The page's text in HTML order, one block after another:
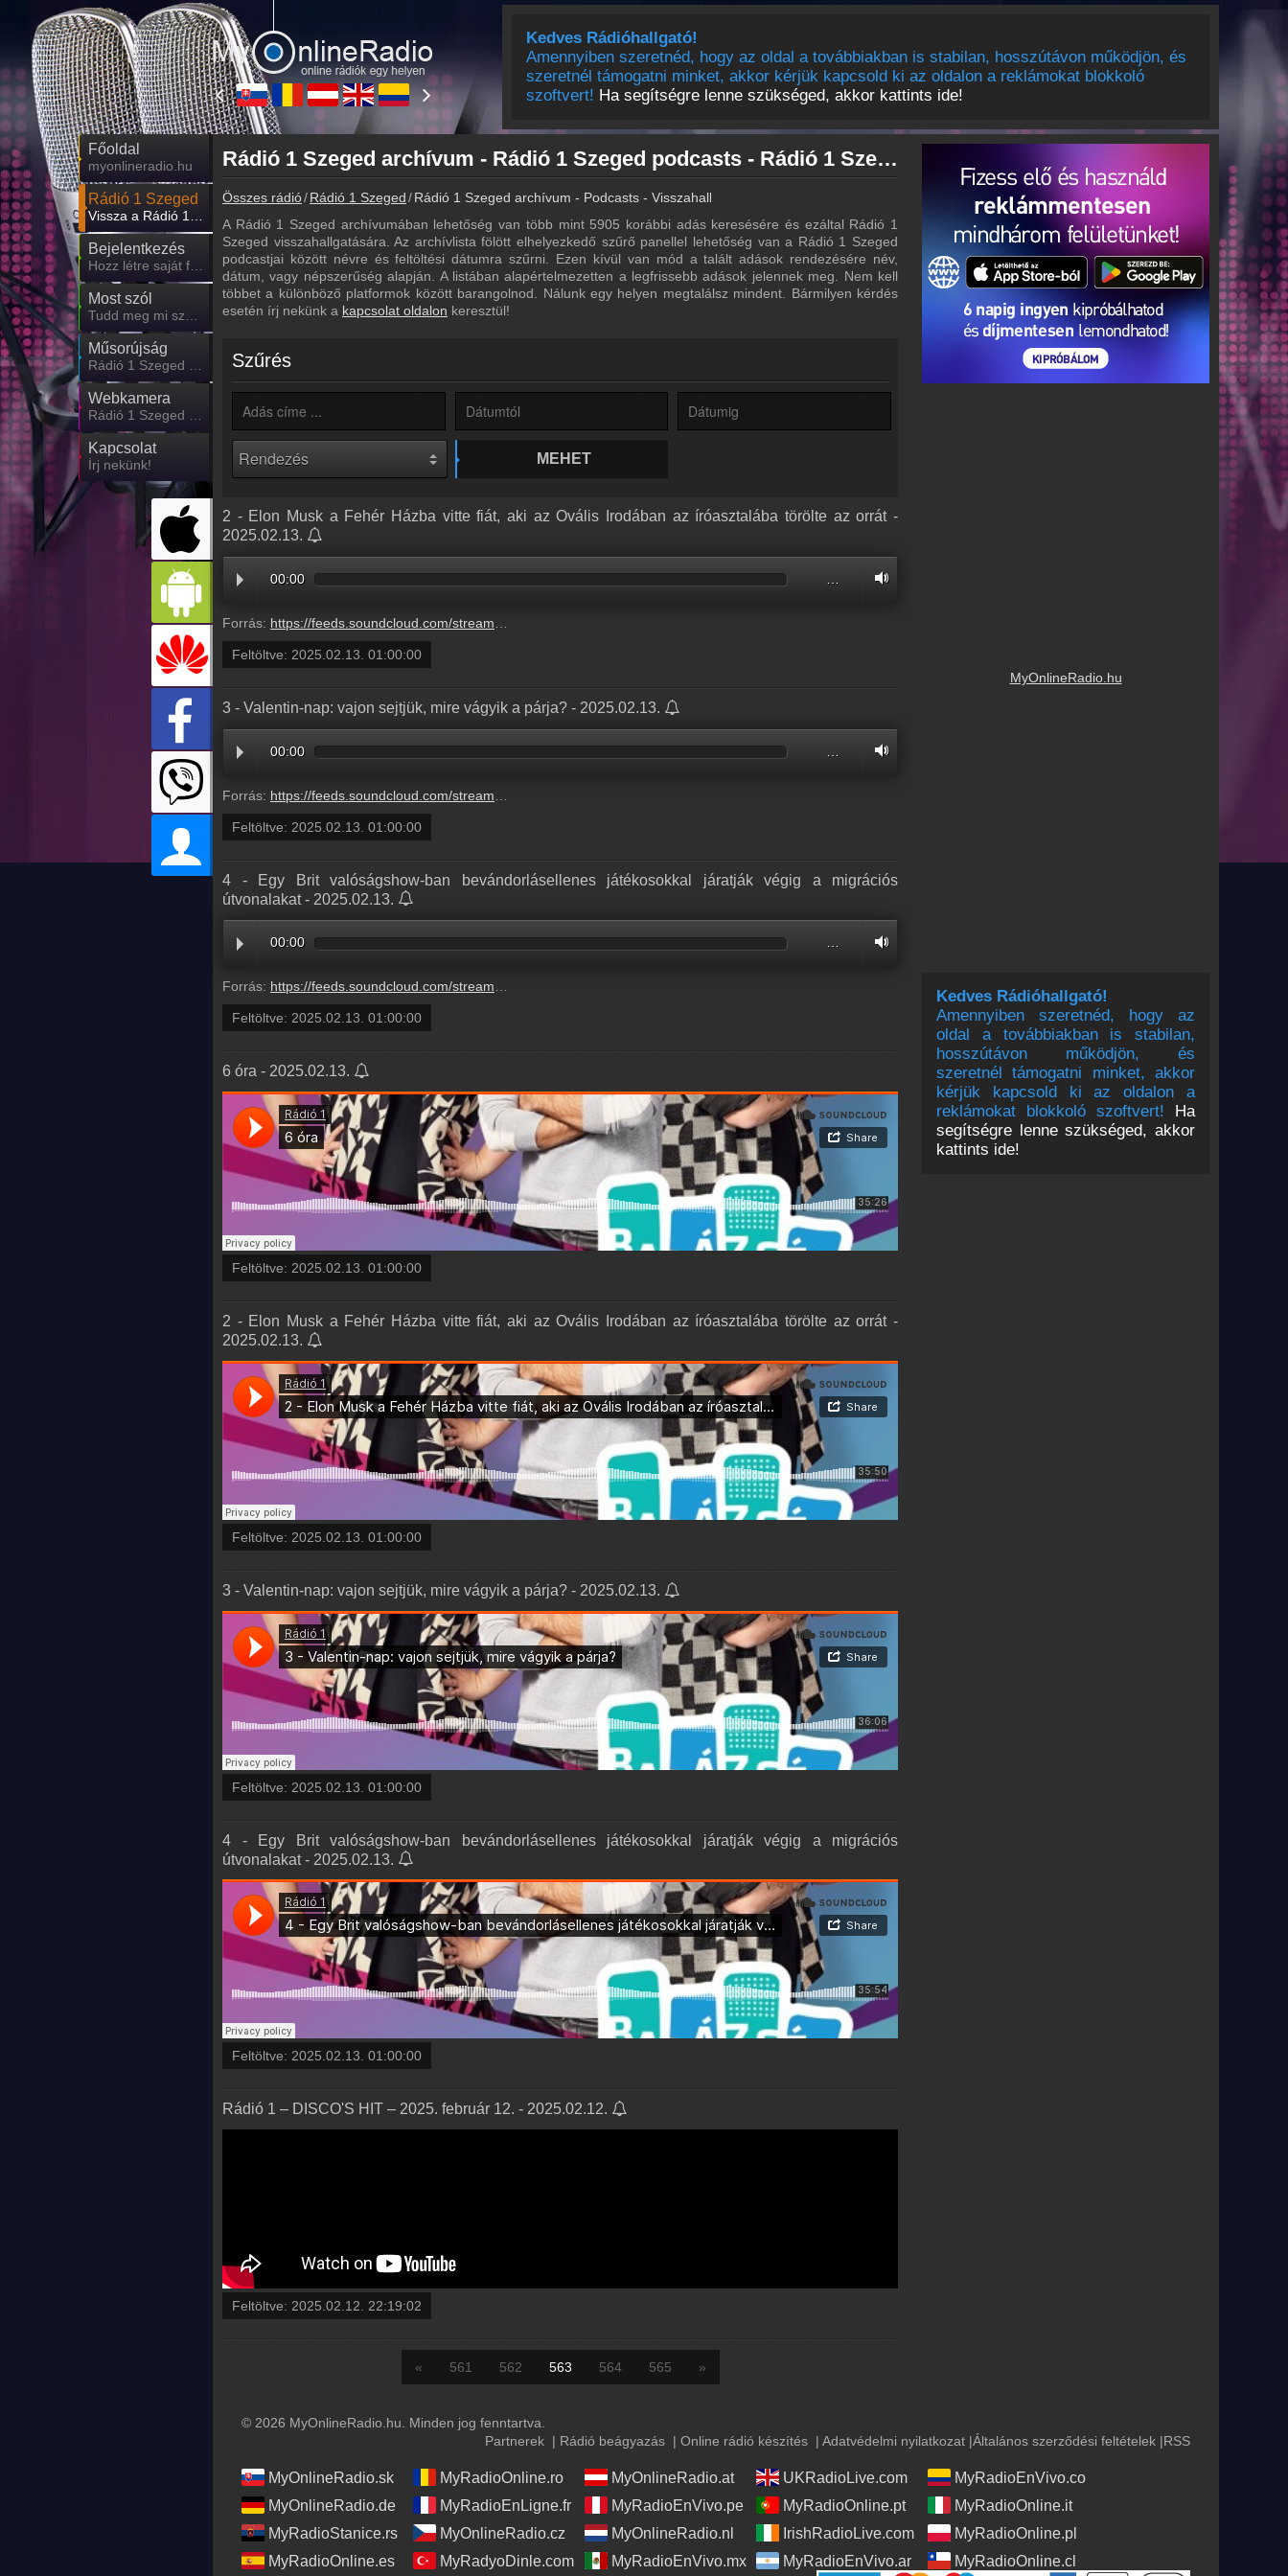
Kedves Rádióhallgató!
Amennyiben szeretnéd, hogy az oldal a továbbiakban is stabilan, hosszútávon működjön, és
szeretnél támogatni minket, akkor kérjük kapcsold ki az oldalon a reklámokat blokkoló
szoftvert! Ha segítségre lenne szükséged, akkor kattints ide!
Főoldal
myonlineradio.hu
Rádió 1 Szeged
Bejelentkezés
Most szól
Műsorújság
Webkamera
Kapcsolat
Írj nekünk!
MyOnlineRadio.hu
Kedves Rádióhallgató!
Amennyiben szeretnéd, hogy az
oldal a továbbiakban is stabilan,
hosszútávon működjön, és
szeretnél támogatni minket, akkor
kérjük kapcsold ki az oldalon a
reklámokat blokkoló szoftvert! Ha
segítségre lenne szükséged, akkor
kattints ide!
Rádió 1 Szeged archívum - Rádió 1 Szeged podcasts - Rádió 1 Szeged visszahallgatás
Összes rádió Rádió 1 Szeged
Rádió 1 Szeged archívum - Podcasts - Visszahallgatás
A Rádió 1 Szeged archívumában lehetőség van több mint 5905 korábbi adás keresésére és ezáltal Rádió 1
Szeged visszahallgatására. Az archívlista fölött elhelyezkedő szűrő panellel lehetőség van a Rádió 1 Szeged
podcastjai között névre és feltöltési dátumra szűrni. Ezen kívül van mód a talált adások rendezésére név,
dátum, vagy népszerűség alapján. A listában alapértelmezetten a legfrissebb adások jelennek meg. Nem kell
többet a különböző platformok között barangolnod. Nálunk egy helyen megtalálsz mindent. Bármilyen kérdés
esetén írj nekünk a kapcsolat oldalon keresztül!
Szűrés
MEHET
2 - Elon Musk a Fehér Házba vitte fiát, aki az Ovális Irodában az íróasztalába törölte az orrát -
2025.02.13.
00:00
Forrás: https://feeds.soundcloud.com/stream/2033553964-radio1hungary-2-elon-musk-a-feher-hazba.mp3
Feltöltve: 2025.02.13. 01:00:00
3 - Valentin-nap: vajon sejtjük, mire vágyik a párja? - 2025.02.13.
00:00
Forrás: https://feeds.soundcloud.com/stream/2033553912-radio1hungary-3-valentin-nap-vajon-sejtjuek.mp3
Feltöltve: 2025.02.13. 01:00:00
4 - Egy Brit valóságshow-ban bevándorlásellenes játékosokkal járatják végig a migrációs
útvonalakat - 2025.02.13.
00:00 …
Forrás: https://feeds.soundcloud.com/stream/2033553880-radio1hungary-4-egy-brit-valosagshow-ban.mp3
Feltöltve: 2025.02.13. 01:00:00
6 óra - 2025.02.13.
Feltöltve: 2025.02.13. 01:00:00
2 - Elon Musk a Fehér Házba vitte fiát, aki az Ovális Irodában az íróasztalába törölte az orrát -
2025.02.13.
Feltöltve: 2025.02.13. 01:00:00
3 - Valentin-nap: vajon sejtjük, mire vágyik a párja? - 2025.02.13.
Feltöltve: 2025.02.13. 01:00:00
4 - Egy Brit valóságshow-ban bevándorlásellenes játékosokkal járatják végig a migrációs
útvonalakat - 2025.02.13.
Feltöltve: 2025.02.13. 01:00:00
Rádió 1 – DISCO'S HIT – 2025. február 12. - 2025.02.12.
Feltöltve: 2025.02.12. 22:19:02
« 561 562 563 564 565 »
© 2026 MyOnlineRadio.hu. Minden jog fenntartva.
Partnerek | Rádió beágyazás | Online rádió készítés | Adatvédelmi nyilatkozat |Általános szerződési feltételek |RSS
MyOnlineRadio.sk MyRadioOnline.ro MyOnlineRadio.at UKRadioLive.com
MyRadioEnVivo.co
MyOnlineRadio.de
MyRadioEnLigne.fr MyRadioEnVivo.pe MyRadioOnline.pt
MyRadioOnline.it
MyRadioStanice.rs
MyOnlineRadio.cz MyOnlineRadio.nl IrishRadioLive.com
MyRadioOnline.pl
MyRadioOnline.es
MyRadyoDinle.com MyRadioEnVivo.mx MyRadioEnVivo.ar MyRadioOnline.cl